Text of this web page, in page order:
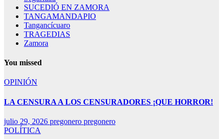
SUCEDIÓ EN ZAMORA
TANGAMANDAPIO
Tangancícuaro
TRAGEDIAS
Zamora
You missed
OPINIÓN
LA CENSURA A LOS CENSURADORES ¡QUE HORROR!
julio 29, 2026 pregonero pregonero
POLÍTICA